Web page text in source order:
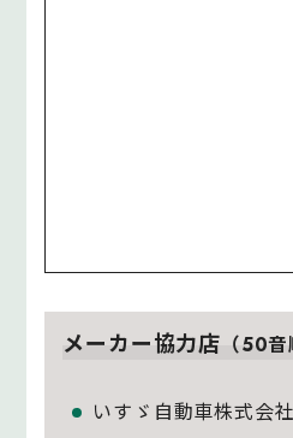
メーカー協力店 （50音
いすゞ自動車株式会社